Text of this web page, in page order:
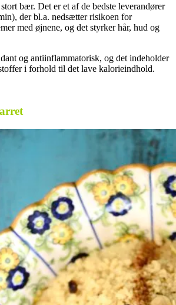
bær. Det er et af de bedste leverandører
der bl.a. nedsætter risikoen for
med øjnene, og det styrker hår, hud og
og antiinflammatorisk, og det indeholder
i forhold til det lave kalorieindhold.